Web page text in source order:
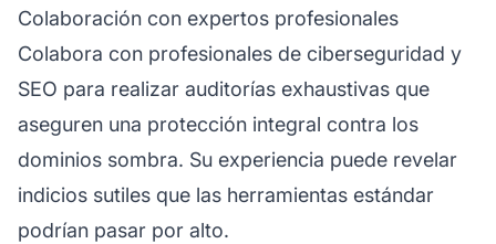
Colaboración con expertos profesionales
Colabora con profesionales de ciberseguridad y
SEO para realizar auditorías exhaustivas que
aseguren una protección integral contra los
dominios sombra. Su experiencia puede revelar
indicios sutiles que las herramientas estándar
podrían pasar por alto.